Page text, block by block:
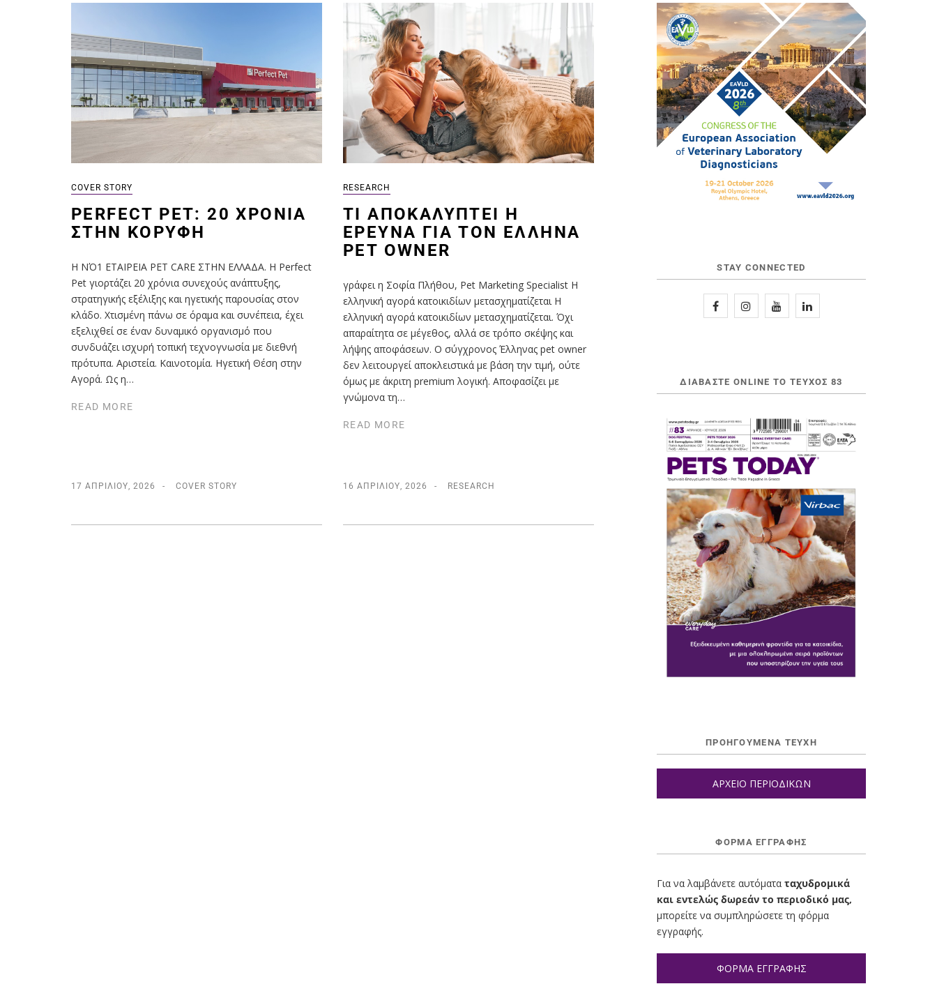
COVER STORY
PERFECT PET: 20 ΧΡΌΝΙΑ
ΣΤΗΝ ΚΟΡΥΦΉ
Η ΝΌ1 ΕΤΑΙΡΕΙΑ PET CARE ΣΤΗΝ ΕΛΛΑΔΑ. Η Perfect
Pet γιορτάζει 20 χρόνια συνεχούς ανάπτυξης,
στρατηγικής εξέλιξης και ηγετικής παρουσίας στον
κλάδο. Χτισμένη πάνω σε όραμα και συνέπεια, έχει
εξελιχθεί σε έναν δυναμικό οργανισμό που
συνδυάζει ισχυρή τοπική τεχνογνωσία με διεθνή
πρότυπα. Αριστεία. Καινοτομία. Ηγετική Θέση στην
Αγορά. Ως η…
READ MORE
17 ΑΠΡΙΛΊΟΥ, 2026 COVER STORY
RESEARCH
ΤΙ ΑΠΟΚΑΛΎΠΤΕΙ Η
ΈΡΕΥΝΑ ΓΙΑ ΤΟΝ ΈΛΛΗΝΑ
PET OWNER
γράφει η Σοφία Πλήθου, Pet Marketing Specialist Η
ελληνική αγορά κατοικιδίων μετασχηματίζεται Η
ελληνική αγορά κατοικιδίων μετασχηματίζεται. Όχι
απαραίτητα σε μέγεθος, αλλά σε τρόπο σκέψης και
λήψης αποφάσεων. Ο σύγχρονος Έλληνας pet owner
δεν λειτουργεί αποκλειστικά με βάση την τιμή, ούτε
όμως με άκριτη premium λογική. Αποφασίζει με
γνώμονα τη…
READ MORE
16 ΑΠΡΙΛΊΟΥ, 2026 RESEARCH
STAY CONNECTED
ΔΙΑΒΆΣΤΕ ONLINE ΤΟ ΤΕΎΧΟΣ 83
ΠΡΟΗΓΟΥΜΕΝΑ ΤΕΥΧΗ
ΑΡΧΕΙΟ ΠΕΡΙΟΔΙΚΩΝ
ΦΌΡΜΑ ΕΓΓΡΑΦΉΣ
Για να λαμβάνετε αυτόματα ταχυδρομικά
και εντελώς δωρεάν το περιοδικό μας,
μπορείτε να συμπληρώσετε τη φόρμα
εγγραφής.
ΦΟΡΜΑ ΕΓΓΡΑΦΗΣ